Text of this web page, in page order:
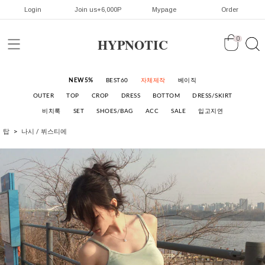
Login Join us+6,000P Mypage Order
HYPNOTIC 0
NEW5% BEST60 자체제작 베이직
OUTER TOP CROP DRESS BOTTOM DRESS/SKIRT
비치룩 SET SHOES/BAG ACC SALE 입고지연
탑 나시 / 뷔스티에